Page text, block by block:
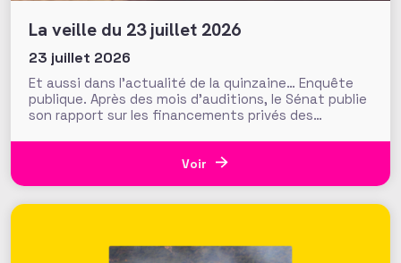
La veille du 23 juillet 2026
23 juillet 2026
Et aussi dans l’actualité de la quinzaine… Enquête
publique. Après des mois d’auditions, le Sénat publie
son rapport sur les financements privés des
influence croissante dans les domaines de l’intérêt
général. Fonds de dotation dormants, fondations
Voir